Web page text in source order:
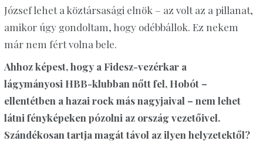
József lehet a köztársasági elnök – az volt az a pillanat,
amikor úgy gondoltam, hogy odébbállok. Ez nekem
már nem fért volna bele.
Ahhoz képest, hogy a Fidesz-vezérkar a
lágymányosi HBB-klubban nőtt fel, Hobót –
ellentétben a hazai rock más nagyjaival – nem lehet
látni fényképeken pózolni az ország vezetőivel.
Szándékosan tartja magát távol az ilyen helyzetektől?